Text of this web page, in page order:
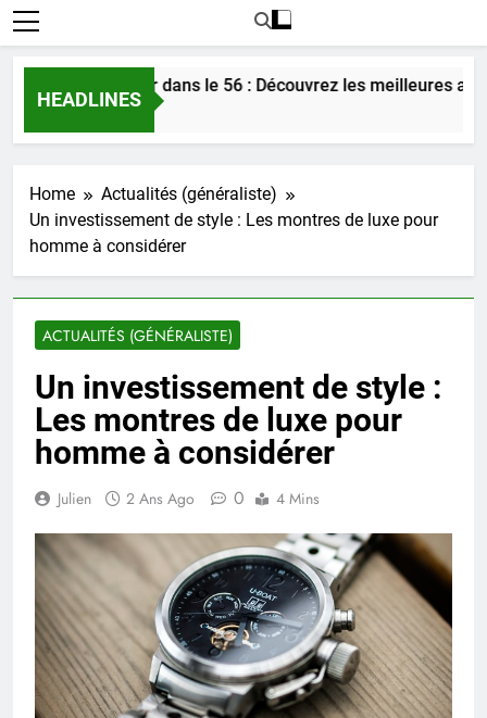
HEADLINES
l’amour dans le 56 : Découvrez les meilleures astuces
Ago
Home
Actualités (généraliste)
Un investissement de style : Les montres de luxe pour
homme à considérer
ACTUALITÉS (GÉNÉRALISTE)
Un investissement de style :
Les montres de luxe pour
homme à considérer
Julien 2 Ans Ago 0 4 Mins